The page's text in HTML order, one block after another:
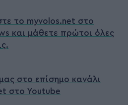
το myvolos.net στο
και μάθετε πρώτοι όλες
στο επίσημο κανάλι
στο Youtube